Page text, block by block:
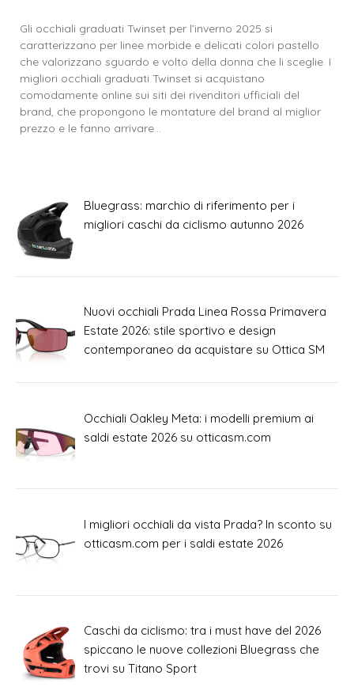
Gli occhiali graduati Twinset per l’inverno 2025 si
caratterizzano per linee morbide e delicati colori pastello
che valorizzano sguardo e volto della donna che li sceglie. I
migliori occhiali graduati Twinset si acquistano
comodamente online sui siti dei rivenditori ufficiali del
brand, che propongono le montature del brand al miglior
prezzo e le fanno arrivare…
Bluegrass: marchio di riferimento per i
migliori caschi da ciclismo autunno 2026
Nuovi occhiali Prada Linea Rossa Primavera
Estate 2026: stile sportivo e design
contemporaneo da acquistare su Ottica SM
Occhiali Oakley Meta: i modelli premium ai
saldi estate 2026 su otticasm.com
I migliori occhiali da vista Prada? In sconto su
otticasm.com per i saldi estate 2026
Caschi da ciclismo: tra i must have del 2026
spiccano le nuove collezioni Bluegrass che
trovi su Titano Sport